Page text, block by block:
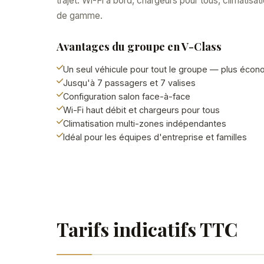
de gamme.
Avantages du groupe en V-Class
Un seul véhicule pour tout le groupe — plus
Jusqu'à 7 passagers et 7 valises
Configuration salon face-à-face
Wi-Fi haut débit et chargeurs pour tous
Climatisation multi-zones indépendantes
Idéal pour les équipes d'entreprise et familles
Tarifs indicatifs TTC